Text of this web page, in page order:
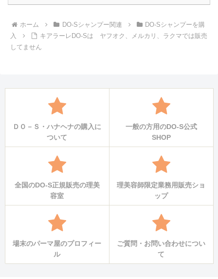
ホーム DO-Sシャンプー関連
DO-Sシャンプーを購
入
キアラーレDO-Sは ヤフオク、メルカリ、ラクマでは販売
してません
ＤＯ－Ｓ・ハナヘナの購入に
ついて
一般の方用のDO-S公式
SHOP
全国のDO-S正規販売の理美
容室
理美容師限定業務用販売ショ
ップ
場末のパーマ屋のプロフィー
ル
ご質問・お問い合わせについ
て